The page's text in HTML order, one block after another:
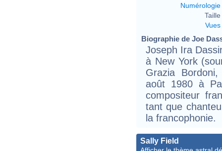
Numérologie
Taille
Vues
Biographie de Joe
Joseph Ira
à New York
Grazia
août 1980 à
compositeur
tant que
la francophonie.
Sally Field